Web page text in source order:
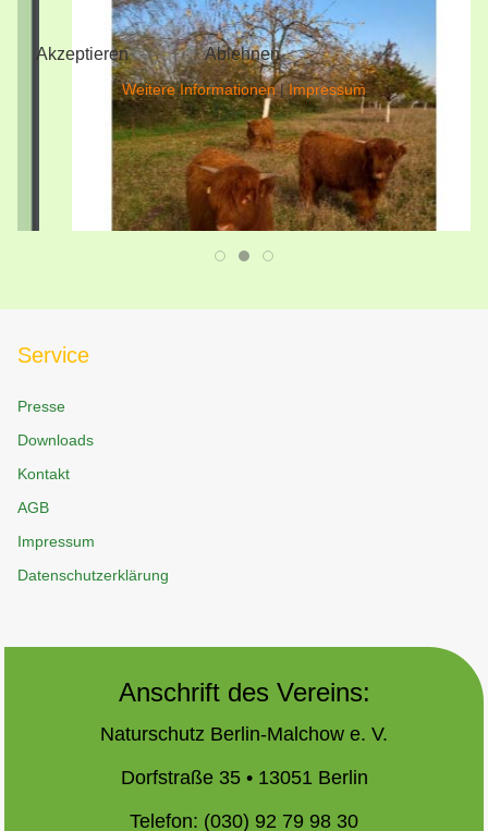
Service
Presse
Downloads
Kontakt
AGB
Impressum
Datenschutzerklärung
Anschrift des Vereins:
Naturschutz Berlin-Malchow e. V.
Dorfstraße 35 • 13051 Berlin
Telefon: (030) 92 79 98 30
Akzeptieren Ablehnen
Weitere Informationen|Impressum